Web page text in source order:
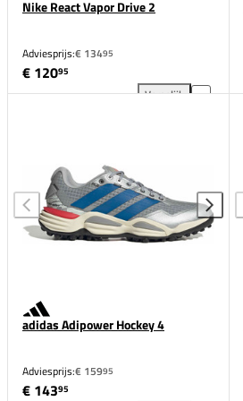
Nike React Vapor Drive 2
Adviesprijs:€ 13495
€ 12095
Vergelijk
adidas Adipower Hockey 4
Adviesprijs:€ 15995
€ 14395